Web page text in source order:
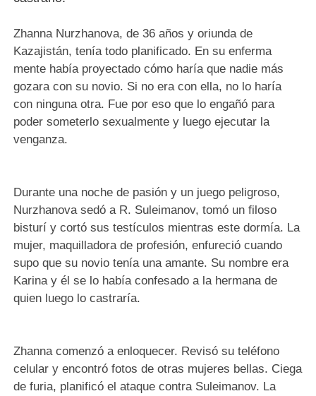
Zhanna Nurzhanova, de 36 años y oriunda de
Kazajistán, tenía todo planificado. En su enferma
mente había proyectado cómo haría que nadie más
gozara con su novio. Si no era con ella, no lo haría
con ninguna otra. Fue por eso que lo engañó para
poder someterlo sexualmente y luego ejecutar la
venganza.
Durante una noche de pasión y un juego peligroso,
Nurzhanova sedó a R. Suleimanov, tomó un filoso
bisturí y cortó sus testículos mientras este dormía. La
mujer, maquilladora de profesión, enfureció cuando
supo que su novio tenía una amante. Su nombre era
Karina y él se lo había confesado a la hermana de
quien luego lo castraría.
Zhanna comenzó a enloquecer. Revisó su teléfono
celular y encontró fotos de otras mujeres bellas. Ciega
de furia, planificó el ataque contra Suleimanov. La